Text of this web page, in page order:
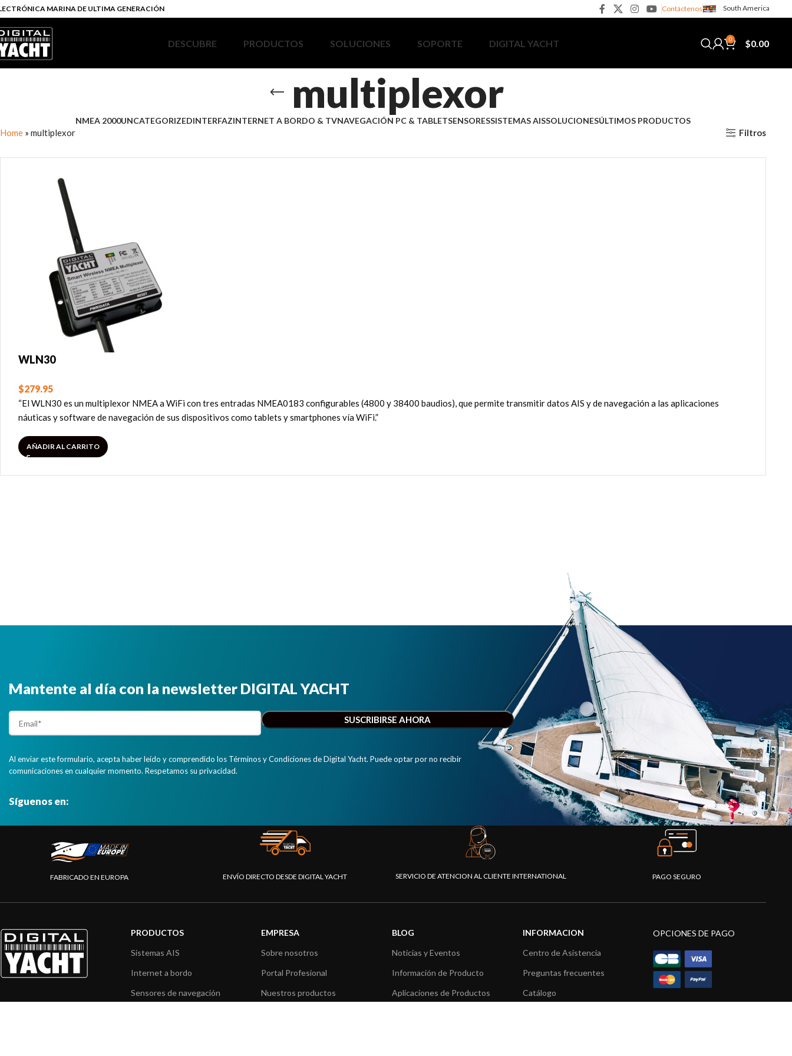
MARINA DE ULTIMA GENERACIÓN Contáctenos South America
DESCUBRE PRODUCTOS SOLUCIONES SOPORTE DIGITAL YACHT 0 $0.00
multiplexor
NMEA 2000UNCATEGORIZEDINTERFAZINTERNET A BORDO & TVNAVEGACIÓN PC & TABLETSENSORESSISTEMAS AISSOLUCIONESÚLTIMOS PRODUCTOS
Home » multiplexor Filtros
WLN30
$279.95
“El WLN30 es un multiplexor NMEA a WiFi con tres entradas NMEA0183 configurables (4800 y 38400 baudios), que permite transmitir datos AIS y de navegación a las aplicaciones
náuticas y software de navegación de sus dispositivos como tablets y smartphones vía WiFi.”
AÑADIR AL CARRITO
Mantente al día con la newsletter DIGITAL YACHT
Al enviar este formulario, acepta haber leído y comprendido los Términos y Condiciones de Digital Yacht. Puede optar por no recibir
comunicaciones en cualquier momento. Respetamos su privacidad.
Síguenos en:
FABRICADO EN EUROPA ENVÍO DIRECTO DESDE DIGITAL YACHT SERVICIO DE ATENCION AL CLIENTE INTERNATIONAL PAGO SEGURO
PRODUCTOS
Sistemas AIS
Internet a bordo
Sensores de navegación
EMPRESA
Sobre nosotros
Portal Profesional
Nuestros productos
BLOG
Noticias y Eventos
Información de Producto
Aplicaciones de Productos
INFORMACION
Centro de Asistencia
Preguntas frecuentes
Catálogo
OPCIONES DE PAGO